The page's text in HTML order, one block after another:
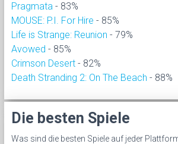
Pragmata - 83%
MOUSE: P.I. For Hire - 85%
Life is Strange: Reunion - 79%
Avowed - 85%
Crimson Desert - 82%
Death Stranding 2: On The Beach - 88%
Die besten Spiele
Was sind die besten Spiele auf jeder